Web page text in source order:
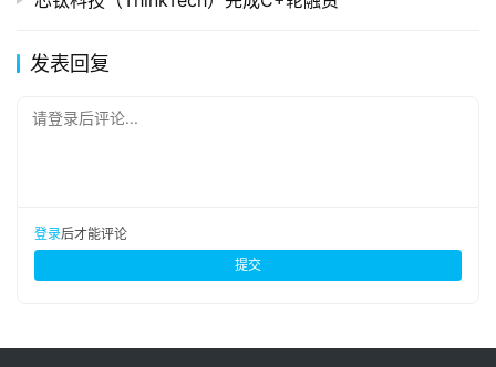
发表回复
请登录后评论...
登录后才能评论
提交